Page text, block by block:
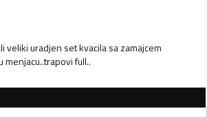
veliki uradjen set kvacila sa zamajcem
full..